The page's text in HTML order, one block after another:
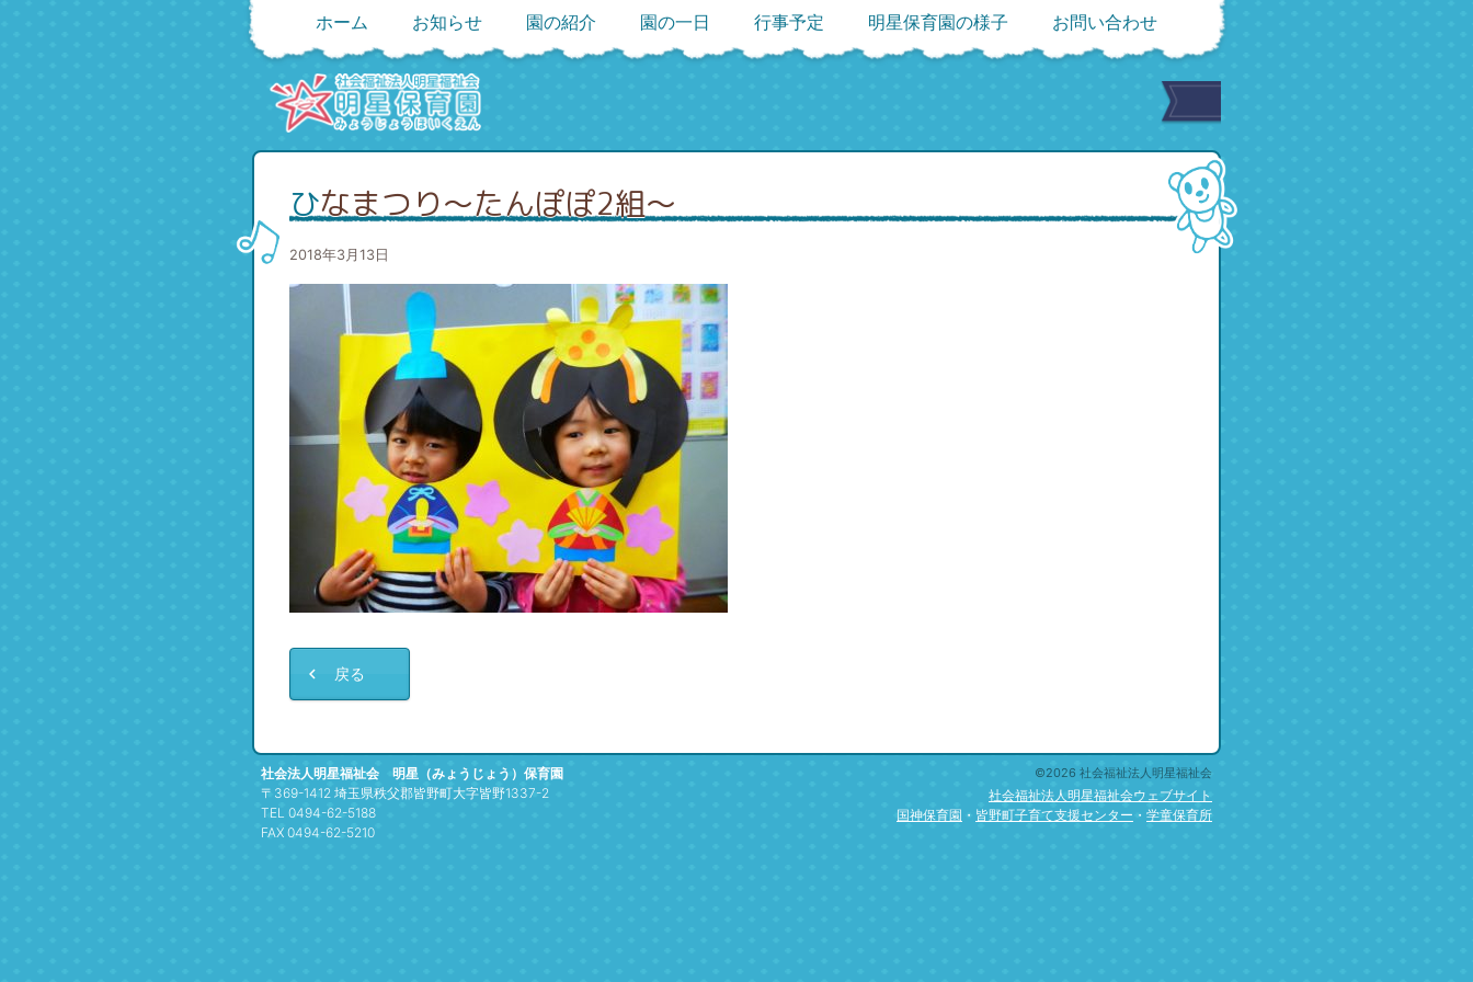
ホーム お知らせ 園の紹介 園の一日 行事予定 明星保育園の様子 お問い合わせ
ひなまつり～たんぽぽ2組～
2018年3月13日
戻る
社会法人明星福祉会 明星（みょうじょう）保育園
〒369-1412 埼玉県秩父郡皆野町大字皆野1337-2
TEL 0494-62-5188
FAX 0494-62-5210
©2026 社会福祉法人明星福祉会
社会福祉法人明星福祉会ウェブサイト
国神保育園 ・ 皆野町子育て支援センター ・ 学童保育所